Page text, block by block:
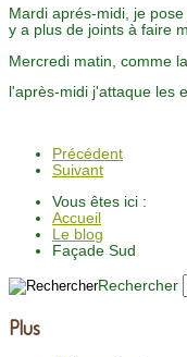
Mardi aprés-midi, je
y a plus de joints à faire
Mercredi matin, comme
l'après-midi j'attaque les
Précédent
Suivant
Vous êtes ici :
Accueil
Le blog
Façade Sud
Rechercher
Plus